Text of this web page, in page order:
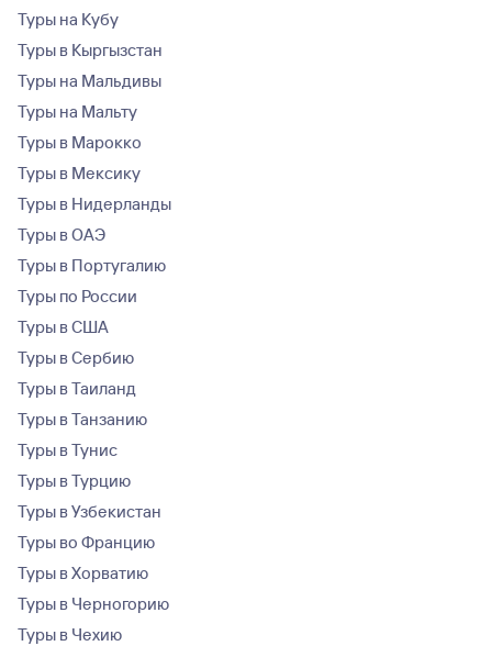
Туры на Кубу
Туры в Кыргызстан
Туры на Мальдивы
Туры на Мальту
Туры в Марокко
Туры в Мексику
Туры в Нидерланды
Туры в ОАЭ
Туры в Португалию
Туры по России
Туры в США
Туры в Сербию
Туры в Таиланд
Туры в Танзанию
Туры в Тунис
Туры в Турцию
Туры в Узбекистан
Туры во Францию
Туры в Хорватию
Туры в Черногорию
Туры в Чехию